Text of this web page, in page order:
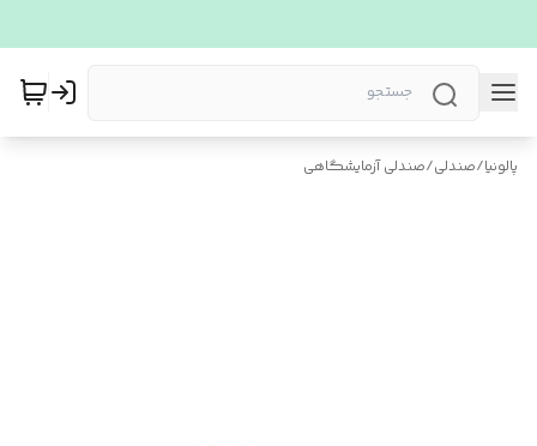
پالونیا/صندلی/صندلی آزمایشگاهی